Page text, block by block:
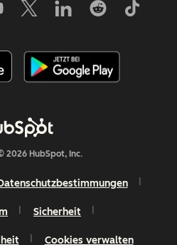
2026 HubSpot, Inc.
Sicherheit
Cookies verwalten